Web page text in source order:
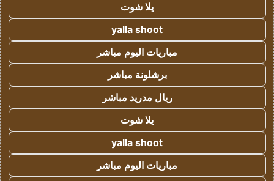
يلا شوت
yalla shoot
مباريات اليوم مباشر
برشلونة مباشر
ريال مدريد مباشر
يلا شوت
yalla shoot
مباريات اليوم مباشر